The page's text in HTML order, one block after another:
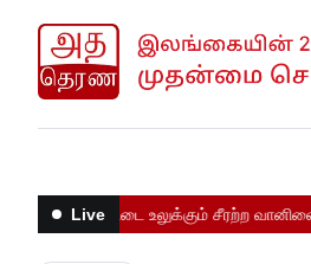
Live
நாட்டை உலுக்கும் சீரற்ற வானிலை